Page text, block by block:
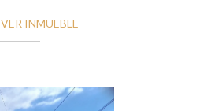
VER INMUEBLE